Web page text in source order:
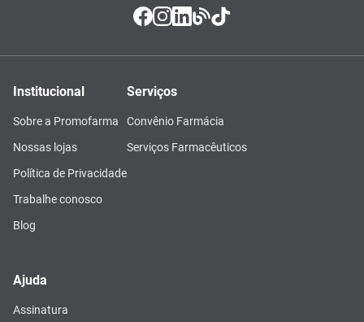
Institucional
Sobre a Promofarma
Nossas lojas
Política de Privacidade
Trabalhe conosco
Blog
Serviços
Convênio Farmácia
Serviços Farmacêuticos
Ajuda
Assinatura